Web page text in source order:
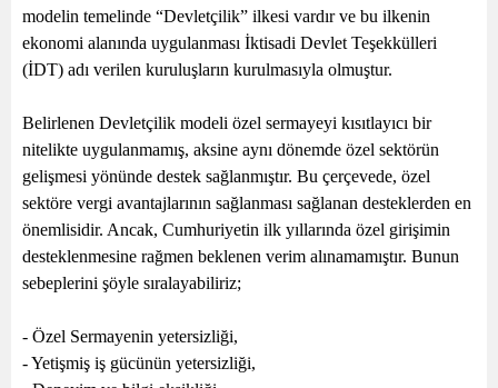
modelin temelinde “Devletçilik” ilkesi vardır ve bu ilkenin
ekonomi alanında uygulanması İktisadi Devlet Teşekkülleri
(İDT) adı verilen kuruluşların kurulmasıyla olmuştur.
Belirlenen Devletçilik modeli özel sermayeyi kısıtlayıcı bir
nitelikte uygulanmamış, aksine aynı dönemde özel sektörün
gelişmesi yönünde destek sağlanmıştır. Bu çerçevede, özel
sektöre vergi avantajlarının sağlanması sağlanan desteklerden en
önemlisidir. Ancak, Cumhuriyetin ilk yıllarında özel girişimin
desteklenmesine rağmen beklenen verim alınamamıştır. Bunun
sebeplerini şöyle sıralayabiliriz;
- Özel Sermayenin yetersizliği,
- Yetişmiş iş gücünün yetersizliği,